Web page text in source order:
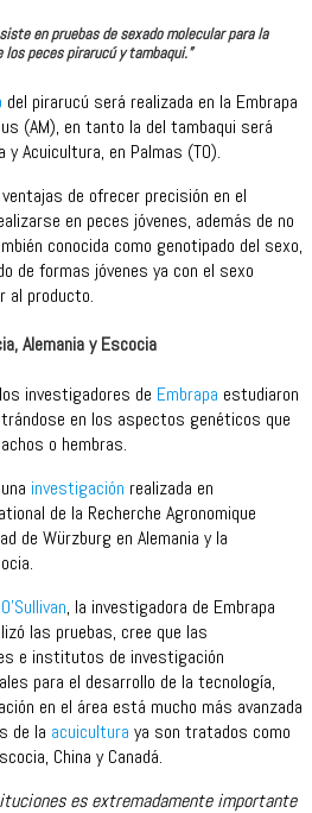
en pruebas de sexado molecular para la
peces pirarucú y tambaqui.”
del pirarucú será realizada en la Embrapa
(AM), en tanto la del tambaqui será
y Acuicultura, en Palmas (TO).
de ofrecer precisión en el
en peces jóvenes, además de no
conocida como genotipado del sexo,
de formas jóvenes ya con el sexo
al producto.
Alemania y Escocia
investigadores de Embrapa estudiaron
en los aspectos genéticos que
o hembras.
investigación realizada en
de la Recherche Agronomique
de Würzburg en Alemania y la
, la investigadora de Embrapa
las pruebas, cree que las
e institutos de investigación
para el desarrollo de la tecnología,
en el área está mucho más avanzada
de la acuicultura ya son tratados como
China y Canadá.
es extremadamente importante